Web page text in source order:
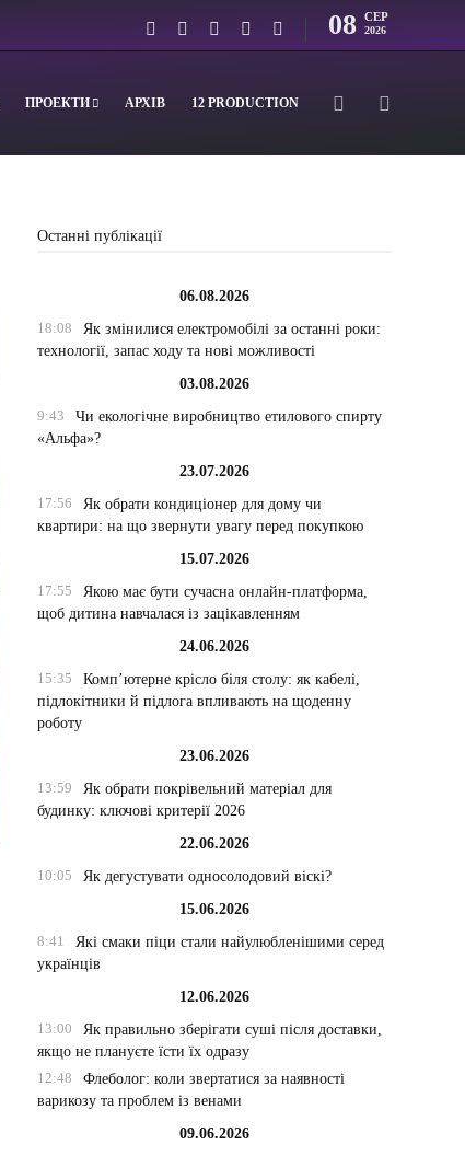
08 СЕР
2026
ПРОЕКТИ АРХІВ 12 PRODUCTION
Останні публікації
06.08.2026
18:08
Як змінилися електромобілі за останні роки:
технології, запас ходу та нові можливості
03.08.2026
9:43
Чи екологічне виробництво етилового спирту
«Альфа»?
23.07.2026
17:56
Як обрати кондиціонер для дому чи
квартири: на що звернути увагу перед покупкою
15.07.2026
17:55
Якою має бути сучасна онлайн-платформа,
щоб дитина навчалася із зацікавленням
24.06.2026
15:35
Комп’ютерне крісло біля столу: як кабелі,
підлокітники й підлога впливають на щоденну
роботу
23.06.2026
13:59
Як обрати покрівельний матеріал для
будинку: ключові критерії 2026
22.06.2026
10:05
Як дегустувати односолодовий віскі?
15.06.2026
8:41
Які смаки піци стали найулюбленішими серед
українців
12.06.2026
13:00
Як правильно зберігати суші після доставки,
якщо не плануєте їсти їх одразу
12:48
Флеболог: коли звертатися за наявності
варикозу та проблем із венами
09.06.2026